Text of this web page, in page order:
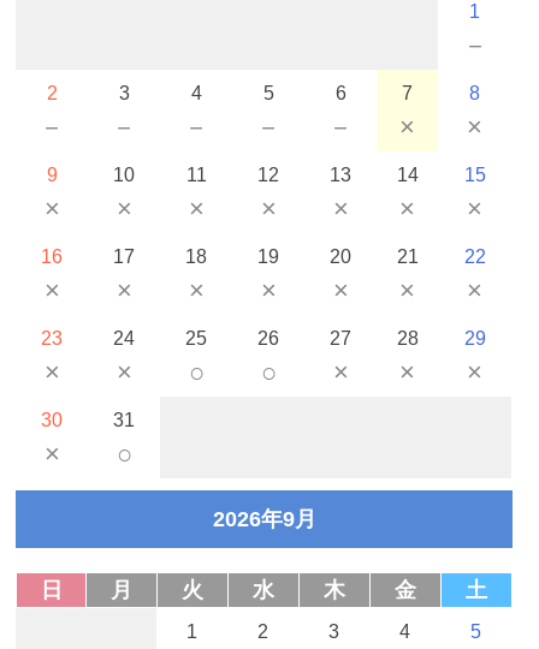
1
－
2
－
3
－
4
－
5
－
6
－
7
×
8
×
9
×
10
×
11
×
12
×
13
×
14
×
15
×
16
×
17
×
18
×
19
×
20
×
21
×
22
×
23
×
24
×
25
○
26
○
27
×
28
×
29
×
30
×
31
○
2026年9月
日 月 火 水 木 金 土
1 2 3 4 5